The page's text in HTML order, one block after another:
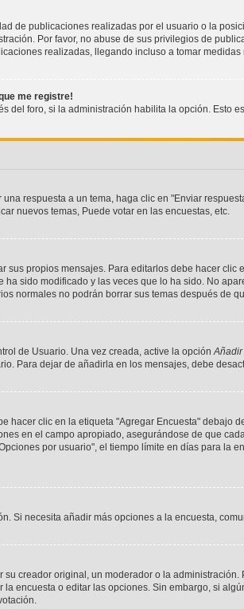
de publicaciones realizadas por el usuario o la
Por favor, no abuse de sus privilegios de
realizadas, llegando incluso a tomar
me registre!
del foro, si la administración habilita la opción. Esto
respuesta a un tema, haga clic en "Enviar
nuevos temas, Puede votar en las encuestas, etc.
sus propios mensajes. Para editarlos debe hacer clic
sido modificado y las veces que lo ha sido. No
normales no podrán borrar sus temas después de
de Usuario. Una vez creada, active la opción
Para dejar de añadirla en los mensajes, debe
hacer clic en la etiqueta "Agregar Encuesta"
en el campo apropiado, asegurándose de que
por usuario", el tiempo límite en días para la
Si necesita añadir más opciones a la encuesta,
creador original, un moderador o la
encuesta o editar las opciones. Sin embargo, si